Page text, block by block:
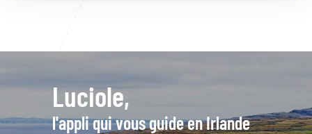
Luciole,
l'appli qui vous guide en Irlande